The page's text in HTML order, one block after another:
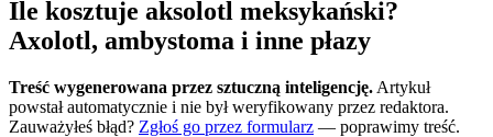
Ile kosztuje aksolotl meksykański?
Axolotl, ambystoma i inne płazy
Treść wygenerowana przez sztuczną inteligencję. Artykuł
powstał automatycznie i nie był weryfikowany przez redaktora.
Zauważyłeś błąd? Zgłoś go przez formularz — poprawimy treść.